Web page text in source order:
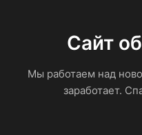
Сайт
Мы работаем над
заработает.